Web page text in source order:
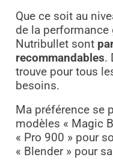
Que ce soit au
de la performance
Nutribullet sont
recommandables.
trouve pour tous
besoins.
Ma préférence se
modèles « Magic
« Pro 900 » pour
« Blender » pour